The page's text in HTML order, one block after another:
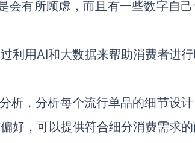
会有所顾虑，而且有一些数字自
利用AI和大数据来帮助消费者进
析，分析每个流行单品的细节设
好，可以提供符合细分消费需求